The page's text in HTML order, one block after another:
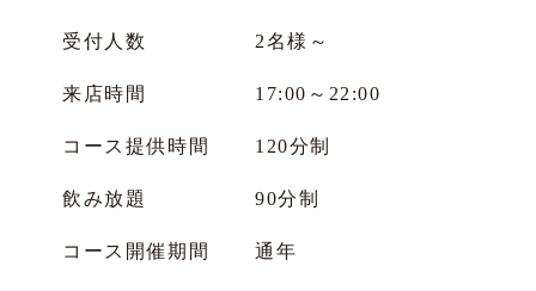
受付人数 2名様～
来店時間 17:00～22:00
コース提供時間 120分制
飲み放題 90分制
コース開催期間 通年